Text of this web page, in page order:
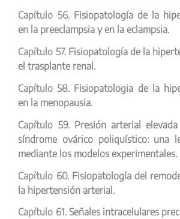
Capítulo 56. Fisiopatología de la
en la preeclampsia y en la eclampsia.
Capítulo 57. Fisiopatología de la
el trasplante renal.
Capítulo 58. Fisiopatologia de la
en la menopausia.
Capítulo 59. Presión arterial
síndrome ovárico poliquístico: una
mediante los modelos experimentales.
Capítulo 60. Fisiopatología del
la hipertensión arterial.
Capítulo 61. Señales intracelulares